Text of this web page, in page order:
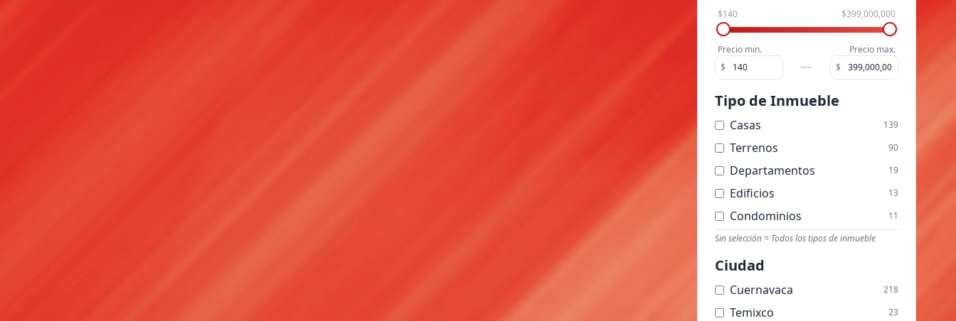
$140 $399,000,000
Precio min.
Precio max.
$
$
Tipo de Inmueble
Casas 139
Terrenos 90
Departamentos 19
Edificios 13
Condominios 11
Terrenos Comerciales
Bodegas
Hoteles 3
Locales Comerciales 3
Sin selección = Todos los tipos de inmueble
Ciudad
Cuernavaca 218
Temixco 23